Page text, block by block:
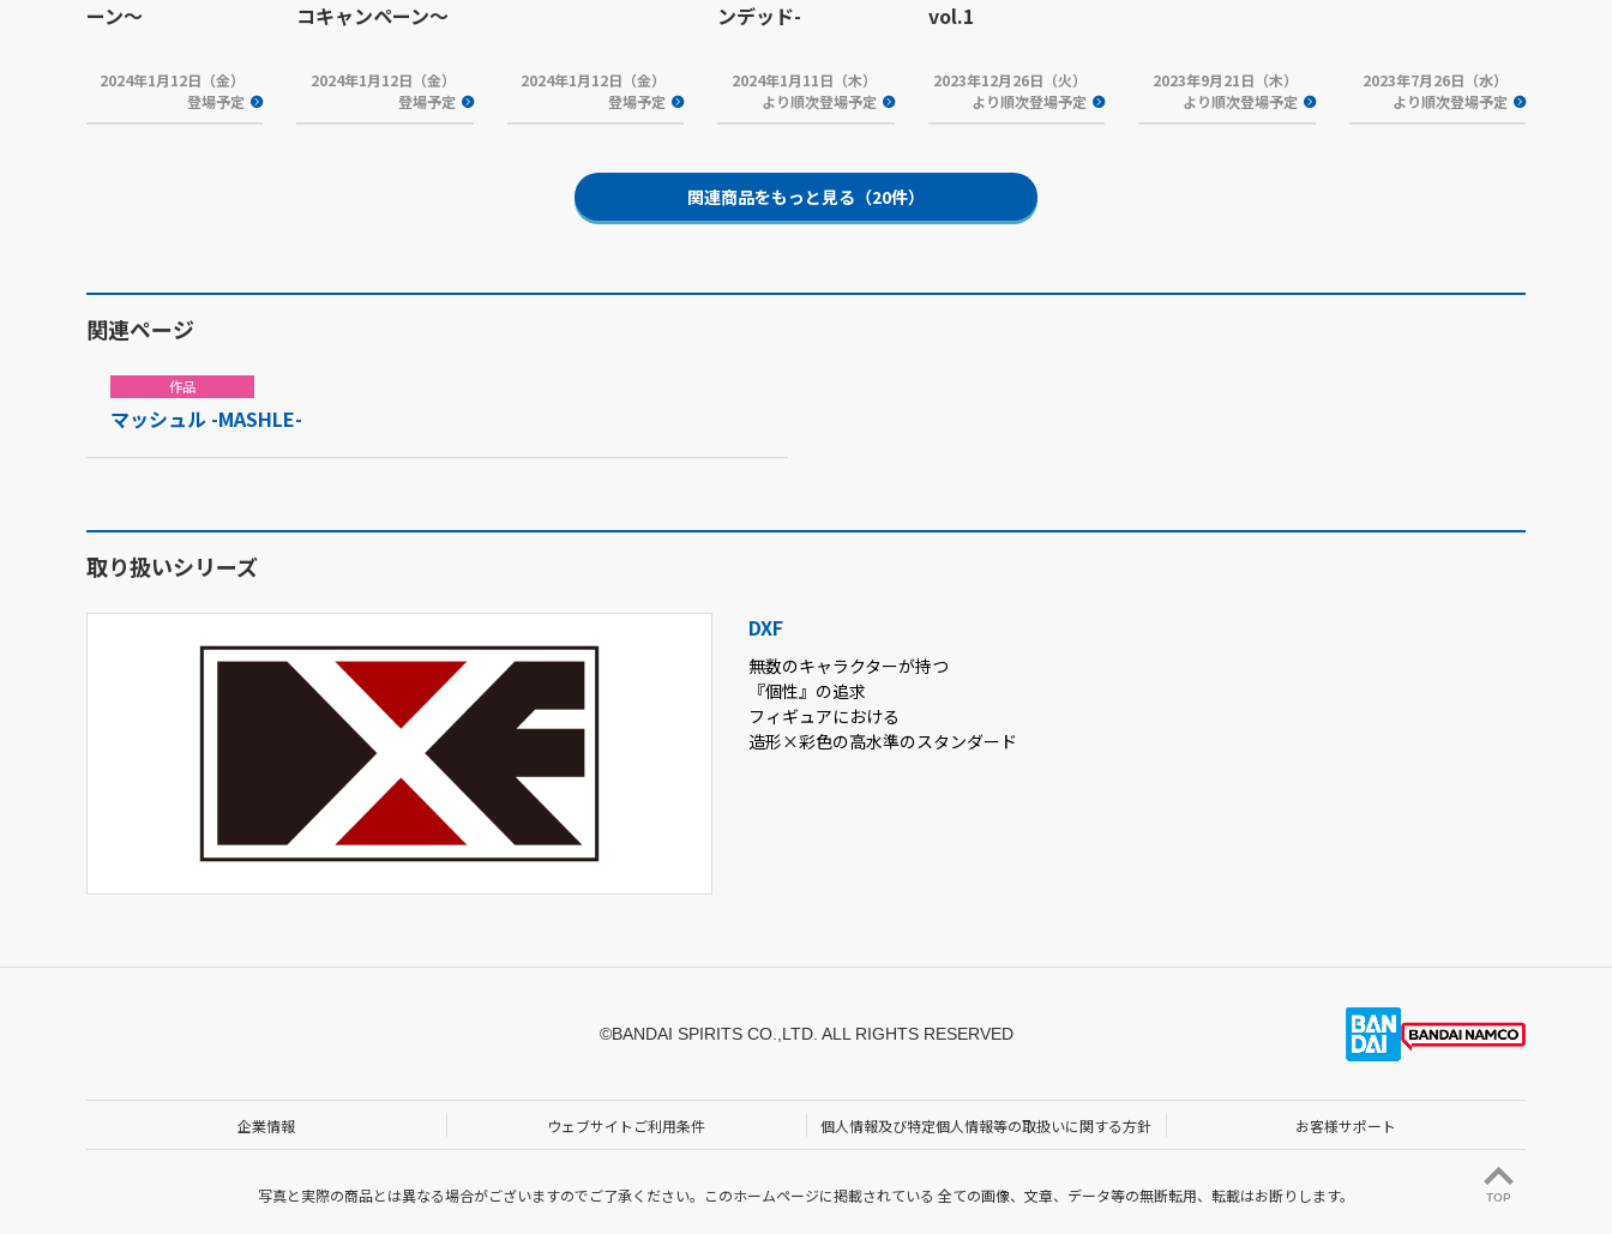
ーン～
2024年1月12日（金）
登場予定
コキャンペーン～
2024年1月12日（金）
登場予定
2024年1月12日（金）
登場予定
ンデッド-
2024年1月11日（木）
より順次登場予定
vol.1
2023年12月26日（火）
より順次登場予定
2023年9月21日（木）
より順次登場予定
2023年7月26日（水）
より順次登場予定
関連商品をもっと見る（20件）
関連ページ
作品
マッシュル -MASHLE-
取り扱いシリーズ
DXF
無数のキャラクターが持つ
『個性』の追求
フィギュアにおける
造形×彩色の高水準のスタンダード
©BANDAI SPIRITS CO.,LTD. ALL RIGHTS RESERVED
企業情報 ウェブサイトご利用条件 個人情報及び特定個人情報等の取扱いに関する方針 お客様サポート
写真と実際の商品とは異なる場合がございますのでご了承ください。このホームページに掲載されている 全ての画像、文章、データ等の無断転用、転載はお断りします。 TOP